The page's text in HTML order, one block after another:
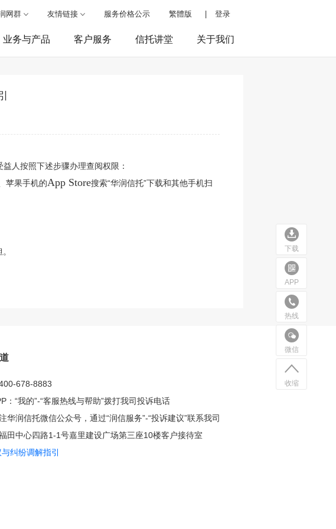
下载
APP
热线
微信
收缩
网群 友情链接 服务价格公示 繁體版 登录
业务与产品 客户服务 信托讲堂 关于我们
人按照下述步骤办理查阅权限：
苹果手机的App Store搜索“华润信托”下载和其他手机扫
678-8883
：“我的”-“客服热线与帮助”拨打我司投诉电话
华润信托微信公众号，通过“润信服务”-“投诉建议”联系我司
田中心四路1-1号嘉里建设广场第三座10楼客户接待室
纠纷调解指引